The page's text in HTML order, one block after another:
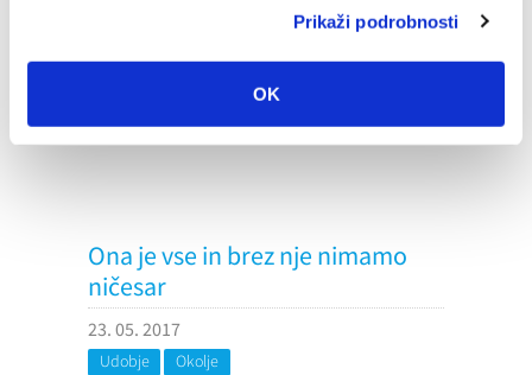
Prikaži podrobnosti
OK
Ona je vse in brez nje nimamo
ničesar
23. 05. 2017
Udobje
Okolje